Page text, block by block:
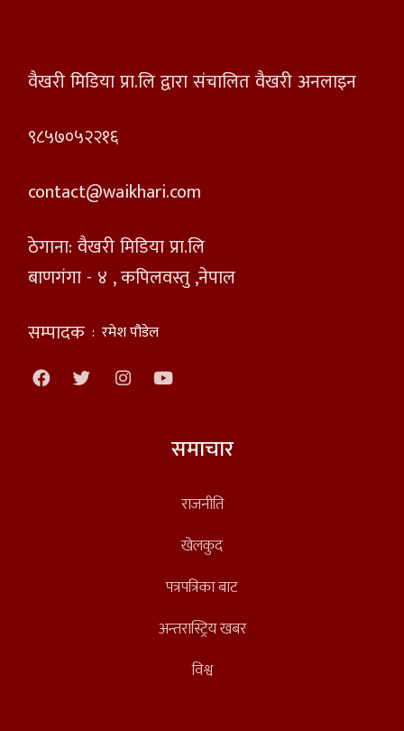
वैखरी मिडिया प्रा.लि द्वारा संचालित वैखरी अनलाइन
९८५७०५२२१६
contact@waikhari.com
ठेगाना: वैखरी मिडिया प्रा.लि
बाणगंगा - ४ , कपिलवस्तु ,नेपाल
सम्पादक : रमेश पौडेल
समाचार
राजनीति
खेलकुद
पत्रपत्रिका बाट
अन्तरास्ट्रिय खबर
विश्व